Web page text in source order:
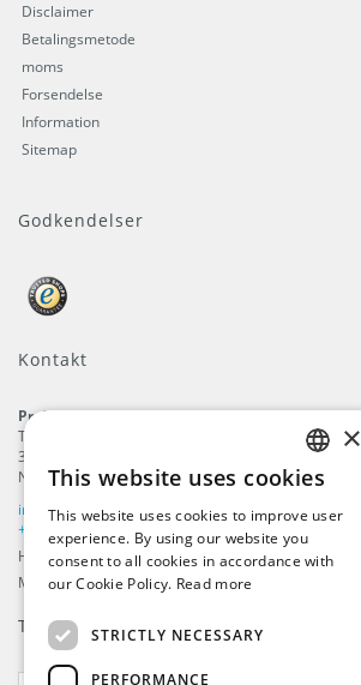
Disclaimer
Betalingsmetode
moms
Forsendelse
Information
Sitemap
Godkendelser
Kontakt
ProFlags B.V.
Tilbury 8
3897 AC
Nederlandene
info@beachflags.com
+31 (0) 85 401 4648
Handelskammer: 92559840
Momsnummer: NL866099657B01
Tilmeld dig voresNyhedsbrev
ENGLISH
DUTCH
GERMAN
×
This website uses cookies
This website uses cookies to improve user
experience. By using our website you
consent to all cookies in accordance with
our Cookie Policy. Read more
STRICTLY NECESSARY
PERFORMANCE